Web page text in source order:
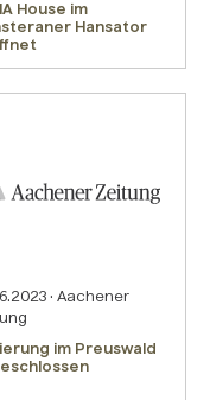
House im
Hansator
· Aachener
im Preuswald